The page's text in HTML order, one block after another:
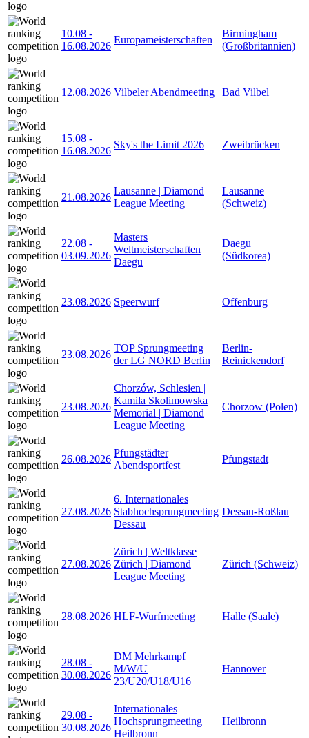
10.08 -
16.08.2026
Europameisterschaften
Birmingham
(Großbritannien)
12.08.2026 Vilbeler Abendmeeting Bad Vilbel
15.08 -
16.08.2026
Sky's the Limit 2026 Zweibrücken
21.08.2026
Lausanne | Diamond
League Meeting
Lausanne
(Schweiz)
22.08 -
03.09.2026
Masters
Weltmeisterschaften
Daegu
Daegu
(Südkorea)
23.08.2026 Speerwurf Offenburg
23.08.2026
TOP Sprungmeeting
der LG NORD Berlin
Berlin-
Reinickendorf
23.08.2026
Chorzów, Schlesien |
Kamila Skolimowska
Memorial | Diamond
League Meeting
Chorzow (Polen)
26.08.2026
Pfungstädter
Abendsportfest
Pfungstadt
27.08.2026
6. Internationales
Stabhochsprungmeeting
Dessau
Dessau-Roßlau
27.08.2026
Zürich | Weltklasse
Zürich | Diamond
League Meeting
Zürich (Schweiz)
28.08.2026 HLF-Wurfmeeting Halle (Saale)
28.08 -
30.08.2026
DM Mehrkampf
M/W/U
23/U20/U18/U16
Hannover
29.08 -
30.08.2026
Internationales
Hochsprungmeeting
Heilbronn
Heilbronn